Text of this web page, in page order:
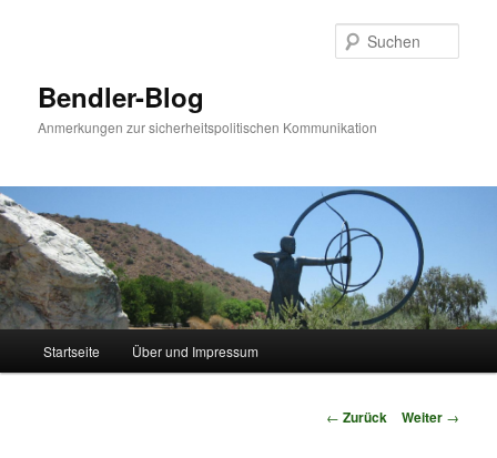
Bendler-Blog
Anmerkungen zur sicherheitspolitischen Kommunikation
Startseite Über und Impressum
Beitrags-
← Zurück Weiter →